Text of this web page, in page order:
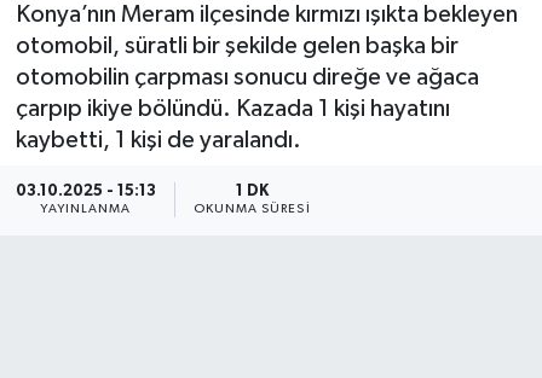
Konya’nın Meram ilçesinde kırmızı ışıkta bekleyen
otomobil, süratli bir şekilde gelen başka bir
otomobilin çarpması sonucu direğe ve ağaca
çarpıp ikiye bölündü. Kazada 1 kişi hayatını
kaybetti, 1 kişi de yaralandı.
03.10.2025 - 15:13
YAYINLANMA
1 DK
OKUNMA SÜRESI
Yaşam